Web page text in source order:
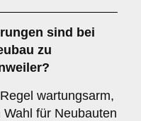
sind bei
zu
wartungsarm,
für Neubauten